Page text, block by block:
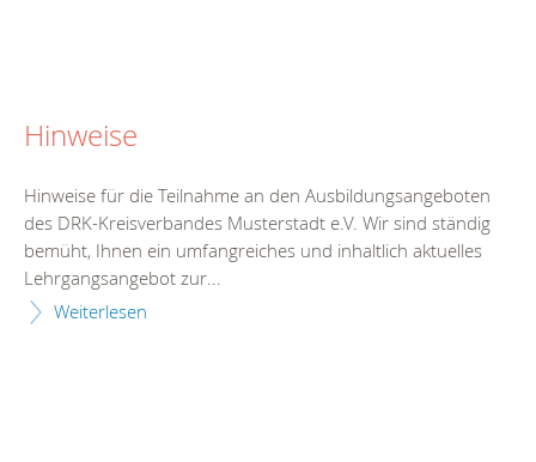
Hinweise
Hinweise für die Teilnahme an den Ausbildungsangeboten
des DRK-Kreisverbandes Musterstadt e.V. Wir sind ständig
bemüht, Ihnen ein umfangreiches und inhaltlich aktuelles
Lehrgangsangebot zur...
Weiterlesen